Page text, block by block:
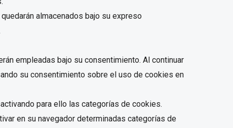
almacenados bajo su expreso
empleadas bajo su consentimiento. Al continuar
su consentimiento sobre el uso de cookies en
para ello las categorías de cookies.
en su navegador determinadas categorías de